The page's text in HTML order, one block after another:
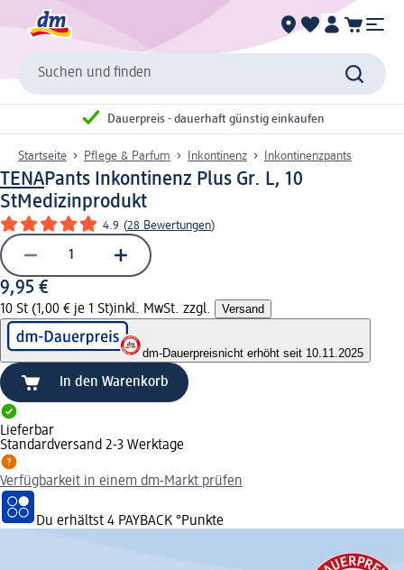
Suchen und finden
Dauerpreis - dauerhaft günstig einkaufen
Startseite Pflege & Parfum Inkontinenz Inkontinenzpants
TENAPants Inkontinenz Plus Gr. L, 10
StMedizinprodukt
4.9 (28 Bewertungen)
9,95 €
10 St (1,00 € je 1 St)inkl. MwSt. zzgl. Versand
dm-Dauerpreisnicht erhöht seit 10.11.2025
In den Warenkorb
Lieferbar
Standardversand 2-3 Werktage
Verfügbarkeit in einem dm-Markt prüfen
Du erhältst 4 PAYBACK °Punkte